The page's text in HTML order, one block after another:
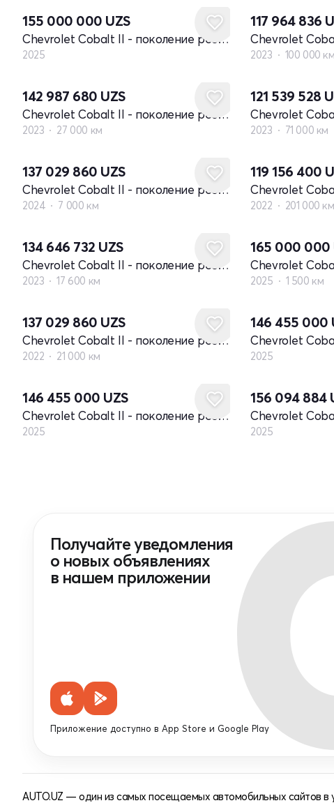
155 000 000 UZS
Chevrolet Cobalt II - поколение рестайлинг
2025
117 964 836
2023 100 000 км
142 987 680 UZS
Chevrolet Cobalt II - поколение рестайлинг
2023 27 000 км
121 539 528
2023 71 000 км
137 029 860 UZS
Chevrolet Cobalt II - поколение рестайлинг
2024 7 000 км
119 156 400
2022 201 000 км
134 646 732 UZS
Chevrolet Cobalt II - поколение рестайлинг
2023 17 600 км
165 000 000
2025 1 500 км
137 029 860 UZS
Chevrolet Cobalt II - поколение рестайлинг
2022 21 000 км
146 455 000
2025
146 455 000 UZS
Chevrolet Cobalt II - поколение рестайлинг
2025
156 094 884
2025
Получайте уведомления
о новых объявлениях
в нашем приложении
Приложение доступно в App Store и Google Play
AUTO.UZ — один из самых посещаемых автомобильных сайтов в